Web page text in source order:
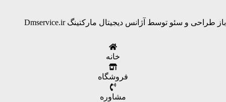
باز طراحی و سئو توسط آژانس دیجیتال مارکتینگ Dmservice.ir
خانه
فروشگاه
مشاوره